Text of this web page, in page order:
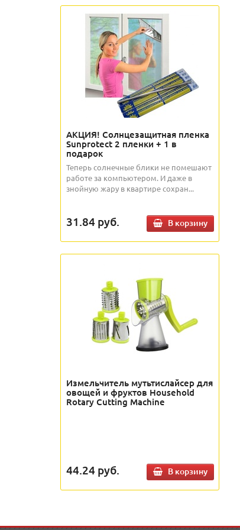
АКЦИЯ! Солнцезащитная пленка
Sunprotect 2 пленки + 1 в
подарок
Теперь солнечные блики не помешают
работе за компьютером. И даже в
знойную жару в квартире сохран...
31.84 руб. В корзину
Измельчитель мутьтислайсер для
овощей и фруктов Household
Rotary Cutting Machine
44.24 руб. В корзину